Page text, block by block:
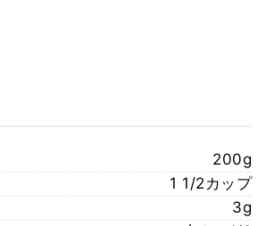
200g
1 1/2カップ
3g